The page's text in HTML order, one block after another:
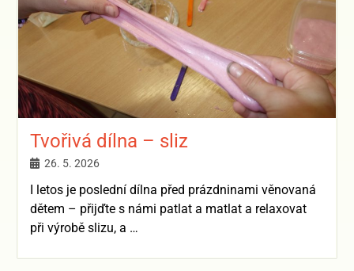
Tvořivá dílna – sliz
26. 5. 2026
I letos je poslední dílna před prázdninami věnovaná
dětem – přijďte s námi patlat a matlat a relaxovat
při výrobě slizu, a …